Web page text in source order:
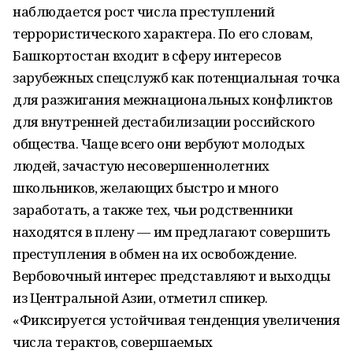
наблюдается рост числа преступлений
террористического характера. По его словам,
Башкортостан входит в сферу интересов
зарубежных спецслужб как потенциальная точка
для разжигания межнациональных конфликтов
для внутренней дестабилизации российского
общества. Чаще всего они вербуют молодых
людей, зачастую несовершеннолетних
школьников, желающих быстро и много
заработать, а также тех, чьи родственники
находятся в плену — им предлагают совершить
преступления в обмен на их освобождение.
Вербовочный интерес представляют и выходцы
из Центральной Азии, отметил спикер.
«Фиксируется устойчивая тенденция увеличения
числа терактов, совершаемых